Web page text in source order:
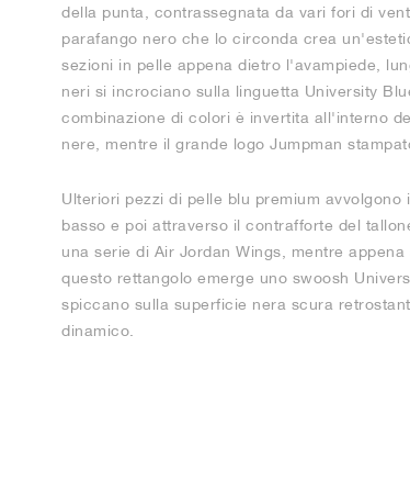
della punta, contrassegnata da vari fori di
parafango nero che lo circonda crea
sezioni in pelle appena dietro l'avampiede,
neri si incrociano sulla linguetta University
combinazione di colori è invertita all'interno
nere, mentre il grande logo Jumpman
Ulteriori pezzi di pelle blu premium
basso e poi attraverso il contrafforte del
una serie di Air Jordan Wings, mentre
questo rettangolo emerge uno swoosh
spiccano sulla superficie nera scura
dinamico.